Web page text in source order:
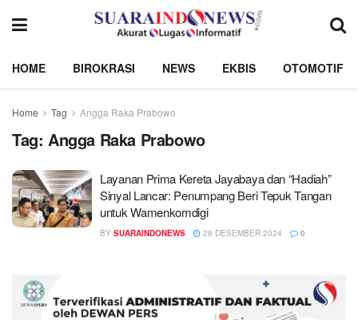
HOME BIROKRASI NEWS EKBIS OTOMOTIF
Home Tag Angga Raka Prabowo
Tag: Angga Raka Prabowo
Layanan Prima Kereta Jayabaya dan “Hadiah”
Sinyal Lancar: Penumpang Beri Tepuk Tangan
untuk Wamenkomdigi
BY SUARAINDONEWS 28 DESEMBER 2024 0